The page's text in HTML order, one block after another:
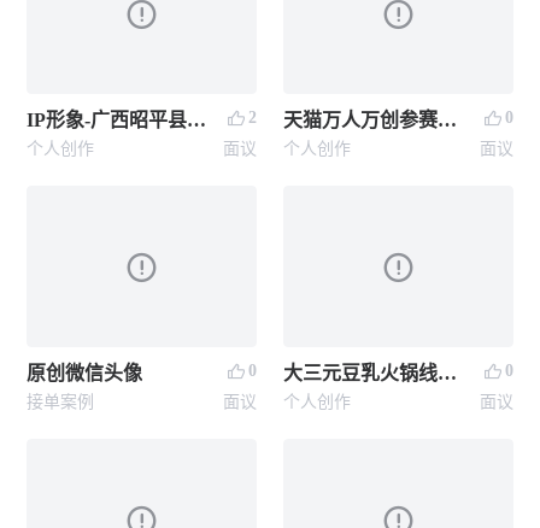
IP形象-广西昭平县城市形象设计大赛作品
2
个人创作
面议
天猫万人万创参赛作品
0
个人创作
面议
原创微信头像
0
接单案例
面议
大三元豆乳火锅线上节日海报
0
个人创作
面议